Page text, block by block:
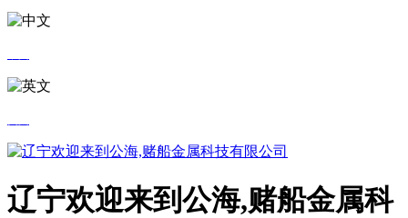
辽宁欢迎来到公海,赌船金属科